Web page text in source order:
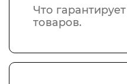
Что
товаров.